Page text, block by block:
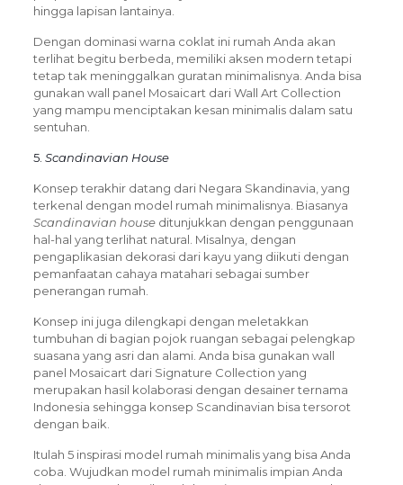
hingga lapisan lantainya.
Dengan dominasi warna coklat ini rumah Anda akan
terlihat begitu berbeda, memiliki aksen modern tetapi
tetap tak meninggalkan guratan minimalisnya. Anda bisa
gunakan wall panel Mosaicart dari Wall Art Collection
yang mampu menciptakan kesan minimalis dalam satu
sentuhan.
5. Scandinavian House
Konsep terakhir datang dari Negara Skandinavia, yang
terkenal dengan model rumah minimalisnya. Biasanya
Scandinavian houseditunjukkan dengan penggunaan
hal-hal yang terlihat natural. Misalnya, dengan
pengaplikasian dekorasi dari kayu yang diikuti dengan
pemanfaatan cahaya matahari sebagai sumber
penerangan rumah.
Konsep ini juga dilengkapi dengan meletakkan
tumbuhan di bagian pojok ruangan sebagai pelengkap
suasana yang asri dan alami. Anda bisa gunakan wall
panel Mosaicart dari Signature Collection yang
merupakan hasil kolaborasi dengan desainer ternama
Indonesia sehingga konsep Scandinavian bisa tersorot
dengan baik.
Itulah 5 inspirasi model rumah minimalis yang bisa Anda
coba. Wujudkan model rumah minimalis impian Anda